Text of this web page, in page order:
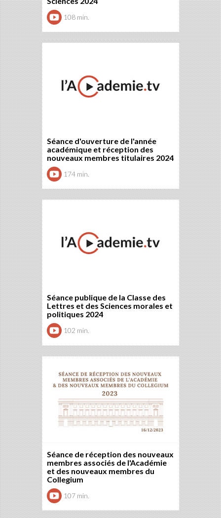
108 min.
Séance d'ouverture de l'année
académique et réception des
nouveaux membres titulaires 2024
174 min.
Séance publique de la Classe des
Lettres et des Sciences morales et
politiques 2024
102 min.
Séance de réception des nouveaux
membres associés de l'Académie
et des nouveaux membres du
Collegium
107 min.